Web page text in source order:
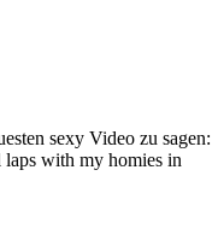
sexy Video zu sagen:
laps with my homies in